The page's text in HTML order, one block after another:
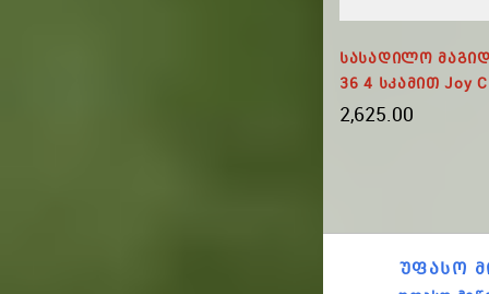
Სასადილო
36 4 Სკამით Joy C
2,625.00
ᲣᲤᲐᲡᲝ